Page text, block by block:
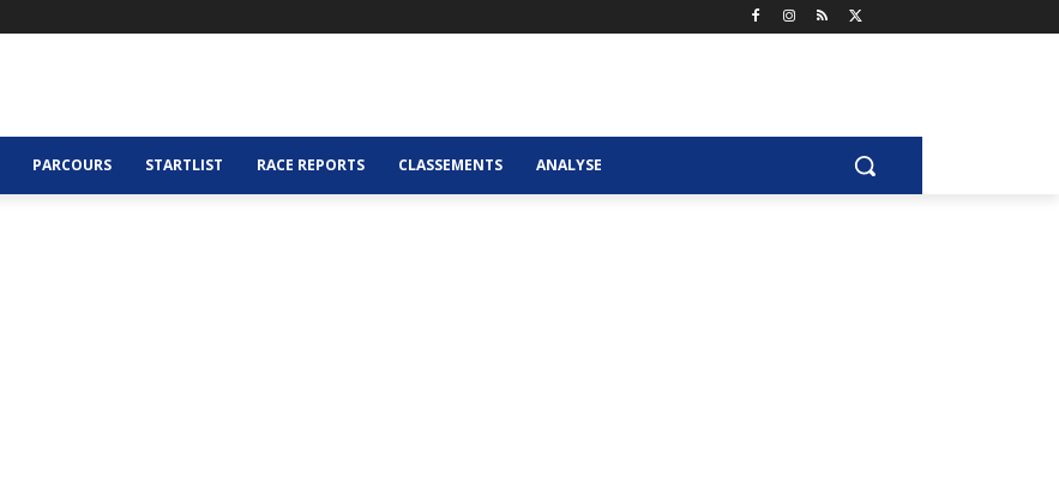
PARCOURS STARTLIST RACE REPORTS CLASSEMENTS ANALYSE